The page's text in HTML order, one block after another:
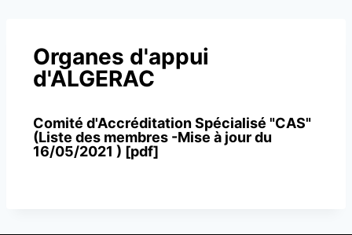
Organes d'appui
d'ALGERAC
Comité d'Accréditation Spécialisé "CAS"
(Liste des membres -Mise à jour du
16/05/2021 ) [pdf]